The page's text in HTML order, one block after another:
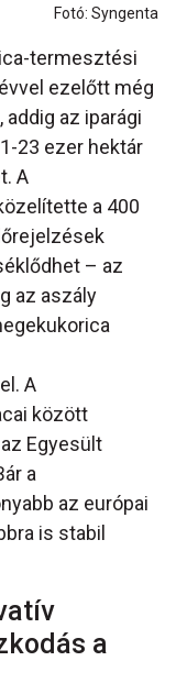
Fotó: Syngenta
termesztési
ezelőtt még
az iparági
23 ezer hektár
A
a 400
– az
az aszály
A
között
Egyesült
a
az európai
is stabil
a